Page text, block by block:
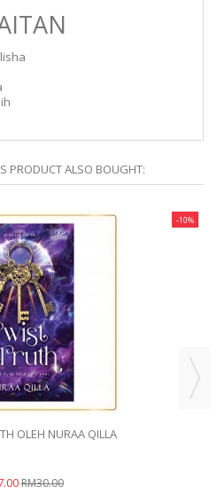
PRODUCT ALSO BOUGHT:
-10%
OLEH NURAA QILLA
RM30.00